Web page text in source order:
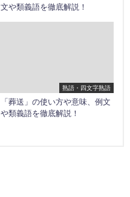
文や類義語を徹底解説！
熟語・四文字熟語
「葬送」の使い方や意味、例文
や類義語を徹底解説！